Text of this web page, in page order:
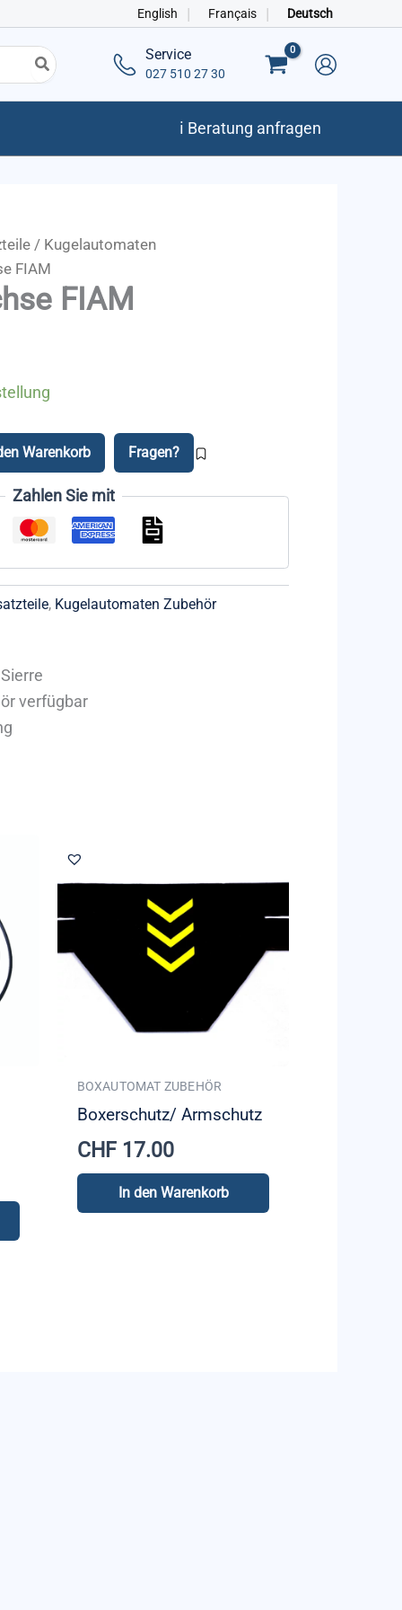
English Français Deutsch
Service
027 510 27 30
ℹ️ Beratung anfragen
/ Kugelautomaten
FIAM
FIAM
Warenkorb Fragen?
Zahlen Sie mit
, Kugelautomaten Zubehör
verfügbar
BOXAUTOMAT ZUBEHÖR
Boxerschutz/ Armschutz
CHF17.00
In den Warenkorb